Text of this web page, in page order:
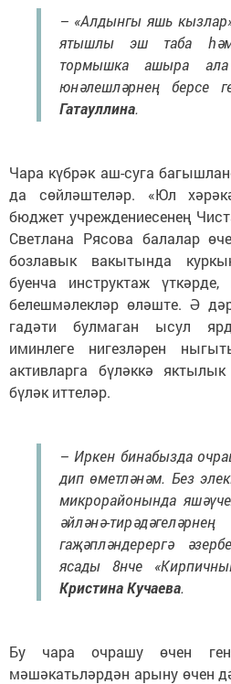
– «Алдынгы яшь
ятышлы эш таба
тормышка ашыра
юнәлешләрнең берсе
Гатауллина.
Чара күбрәк аш-суга
да сөйләштеләр. «Юл
бюджет учреждениесенең
Светлана Рясова балалар
бозлавык вакытында
буенча инструктаж
белешмәлекләр өләште. Ә
гадәти булмаган ысул
иминлеге нигезләрен
активларга бүләккә
бүләк иттеләр.
– Иркен бинабызда
дип өметләнәм. Без
микрорайонында
әйләнә-
гаҗәпләндерергә
ясады 8нче
Кристина Кучаева.
Бу чара очрашу өчен
мәшәкатьләрдән арыну өчен